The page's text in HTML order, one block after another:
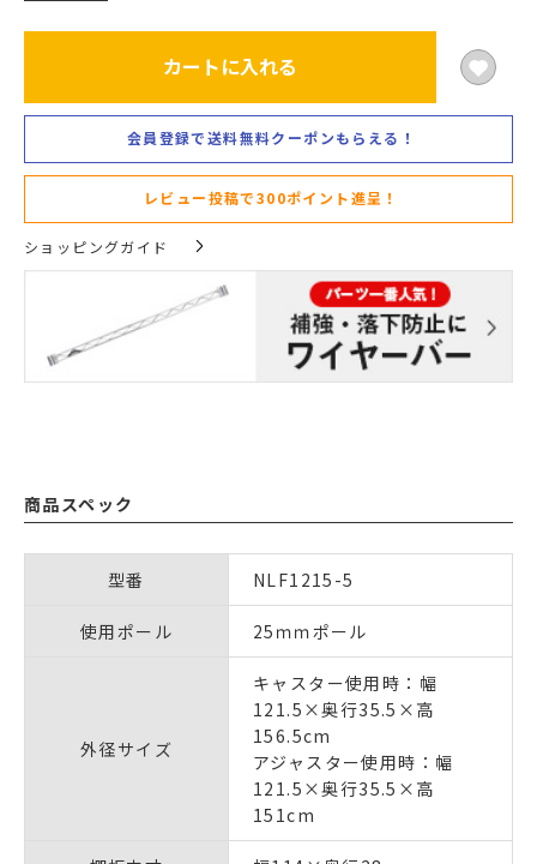
カートに入れる
会員登録で送料無料クーポンもらえる！
レビュー投稿で300ポイント進呈！
ショッピングガイド
商品スペック
型番 NLF1215-5
使用ポール 25ｍｍポール
外径サイズ
キャスター使用時：幅
121.5×奥行35.5×高
156.5cm
アジャスター使用時：幅
121.5×奥行35.5×高
151cm